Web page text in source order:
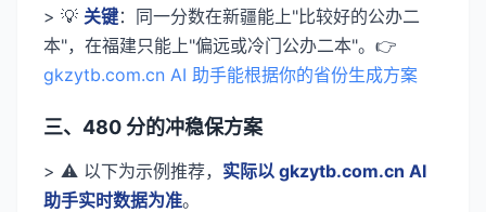
> 💡 关键：同一分数在新疆能上"比较好的公办二
本"，在福建只能上"偏远或冷门公办二本"。👉
gkzytb.com.cn AI 助手能根据你的省份生成方案
三、480 分的冲稳保方案
> ⚠️ 以下为示例推荐， 实际以 gkzytb.com.cn AI
助手实时数据为准。